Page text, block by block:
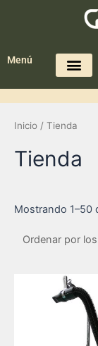
Menú
Inicio / Tienda
Tienda
Mostrando 1–50